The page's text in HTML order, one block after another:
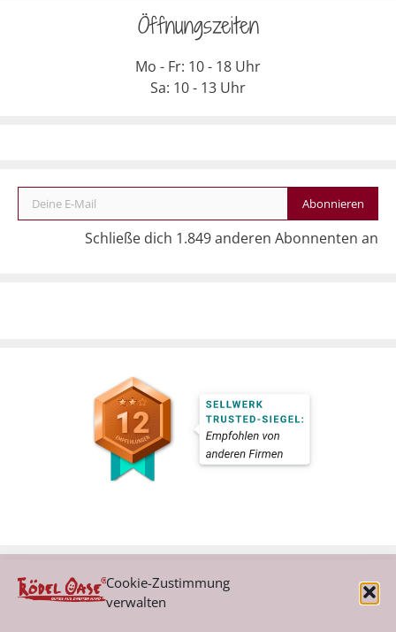
Cookie-Zustimmung
verwalten
Öffnungszeiten
Mo - Fr: 10 - 18 Uhr
Sa: 10 - 13 Uhr
Deine E-Mail
Abonnieren
Schließe dich 1.849 anderen Abonnenten an